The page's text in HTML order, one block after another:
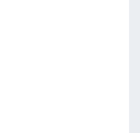
сиденья и спинки для
расположения.
для приёмных, переговорных